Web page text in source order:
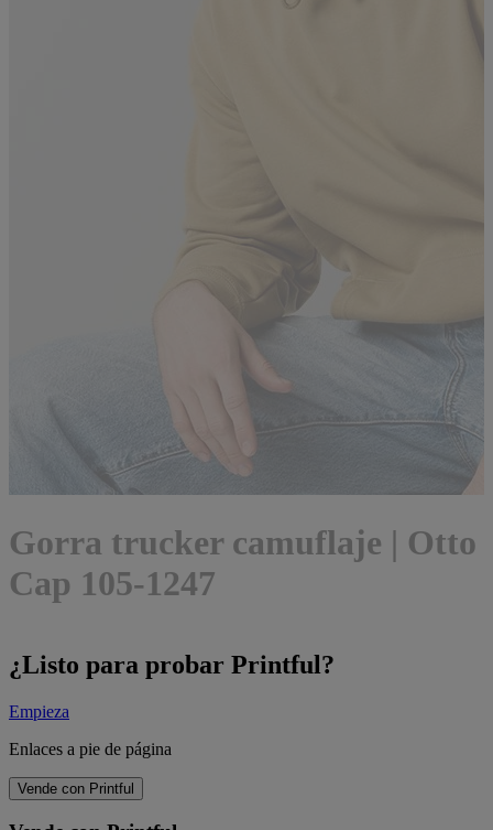
Gorra trucker camuflaje | Otto
Cap 105-1247
¿Listo para probar Printful?
Empieza
Enlaces a pie de página
Vende con Printful